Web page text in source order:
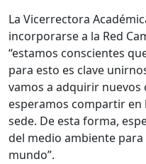
La Vicerrectora
incorporarse a la Red
“estamos conscientes
para esto es clave
vamos a adquirir
esperamos compartir
sede. De esta forma,
del medio ambiente
mundo”.